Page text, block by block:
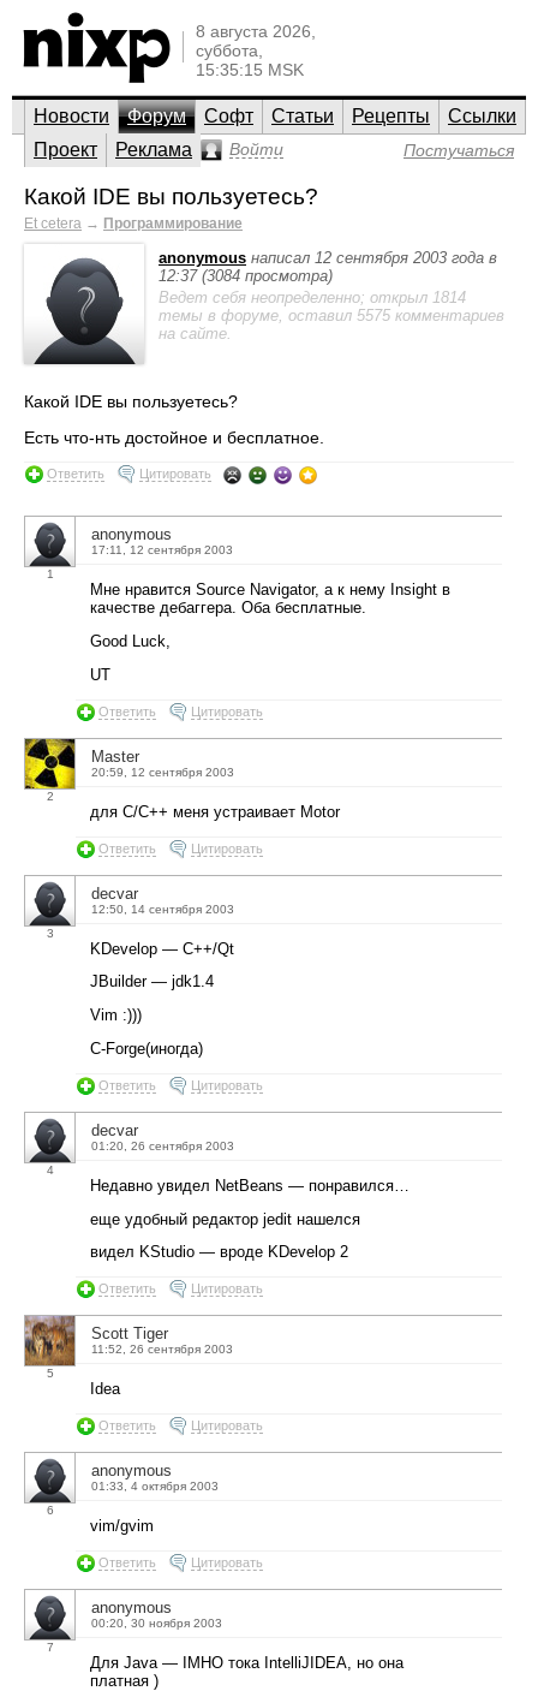
8 августа 2026,
суббота,
15:35:15 MSK
Новости Форум Софт Статьи Рецепты
Ссылки
Проект
Реклама Войти Постучаться
Какой IDE вы пользуетесь?
Et cetera → Программирование
anonymous написал 12 сентября 2003 года в
12:37 (3084 просмотра)
Ведет себя неопределенно; открыл 1814
темы в форуме, оставил 5575 комментариев
на сайте.
Какой IDE вы пользуетесь?
Есть что-нть достойное и бесплатное.
Ответить Цитировать
1
anonymous
17:11, 12 сентября 2003
Мне нравится Source Navigator, а к нему Insight в
качестве дебаггера. Оба бесплатные.
Good Luck,
UT
Ответить Цитировать
2
Master
20:59, 12 сентября 2003
для C/C++ меня устраивает Motor
Ответить Цитировать
3
decvar
12:50, 14 сентября 2003
KDevelop — C++/Qt
JBuilder — jdk1.4
Vim :)))
C-Forge(иногда)
Ответить Цитировать
4
decvar
01:20, 26 сентября 2003
Недавно увидел NetBeans — понравился…
еще удобный редактор jedit нашелся
видел KStudio — вроде KDevelop 2
Ответить Цитировать
5
Scott Tiger
11:52, 26 сентября 2003
Idea
Ответить Цитировать
6
anonymous
01:33, 4 октября 2003
vim/gvim
Ответить Цитировать
7
anonymous
00:20, 30 ноября 2003
Для Java — IMHO тока IntelliJIDEA, но она
платная )